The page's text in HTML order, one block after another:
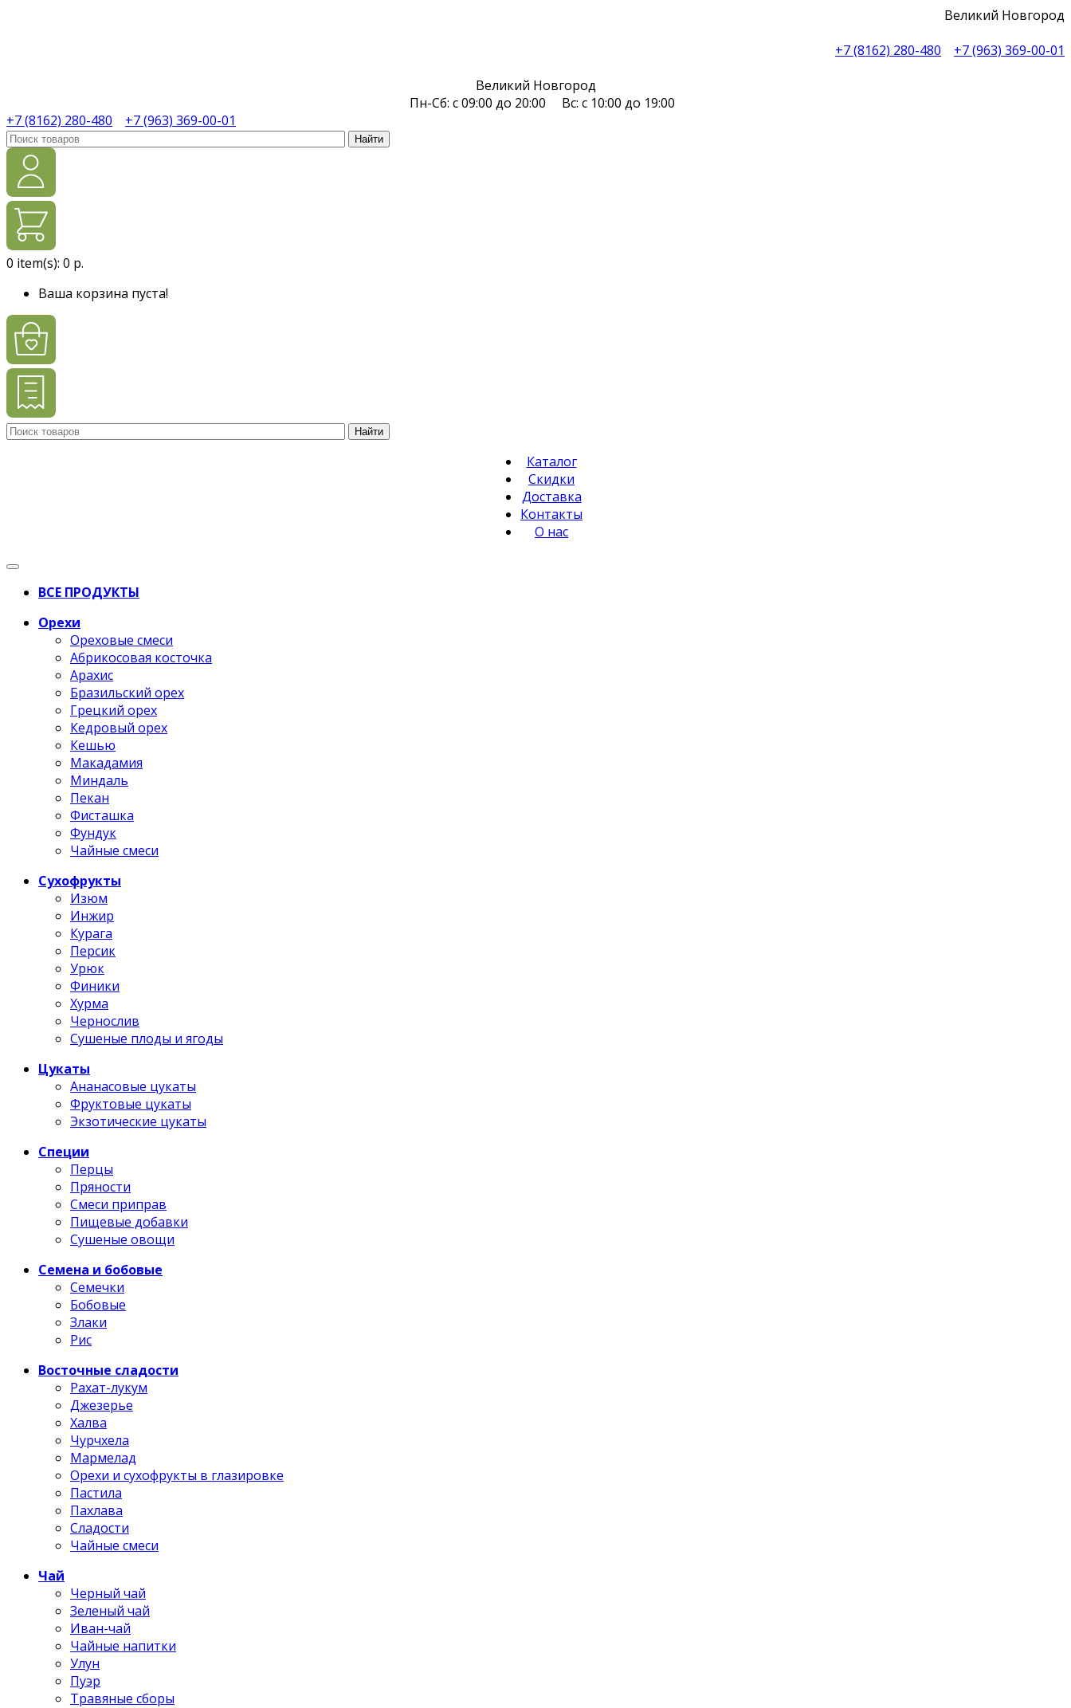
Великий Новгород
+7 (8162) 280-480
+7 (963) 369-00-01
Великий Новгород
Пн-Сб: с 09:00 до 20:00 Вс: с 10:00 до 19:00
+7 (8162) 280-480
+7 (963) 369-00-01
Найти
0 item(s): 0 р.
Ваша корзина пуста!
Найти
Каталог
Скидки
Доставка
Контакты
О нас
ВСЕ ПРОДУКТЫ
Орехи
Ореховые смеси
Абрикосовая косточка
Арахис
Бразильский орех
Грецкий орех
Кедровый орех
Кешью
Макадамия
Миндаль
Пекан
Фисташка
Фундук
Чайные смеси
Сухофрукты
Изюм
Инжир
Курага
Персик
Урюк
Финики
Хурма
Чернослив
Сушеные плоды и ягоды
Цукаты
Ананасовые цукаты
Фруктовые цукаты
Экзотические цукаты
Специи
Перцы
Пряности
Смеси приправ
Пищевые добавки
Сушеные овощи
Семена и бобовые
Семечки
Бобовые
Злаки
Рис
Восточные сладости
Рахат-лукум
Джезерье
Халва
Чурчхела
Мармелад
Орехи и сухофрукты в глазировке
Пастила
Пахлава
Сладости
Чайные смеси
Чай
Черный чай
Зеленый чай
Иван-чай
Чайные напитки
Улун
Пуэр
Травяные сборы